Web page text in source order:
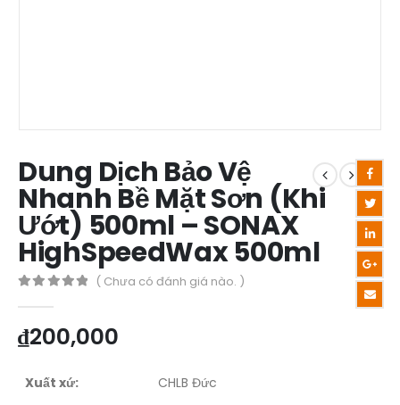
Dung Dịch Bảo Vệ
Nhanh Bề Mặt Sơn (Khi
Ướt) 500ml – SONAX
HighSpeedWax 500ml
( Chưa có đánh giá nào. )
₫200,000
Xuất xứ:
CHLB Đức